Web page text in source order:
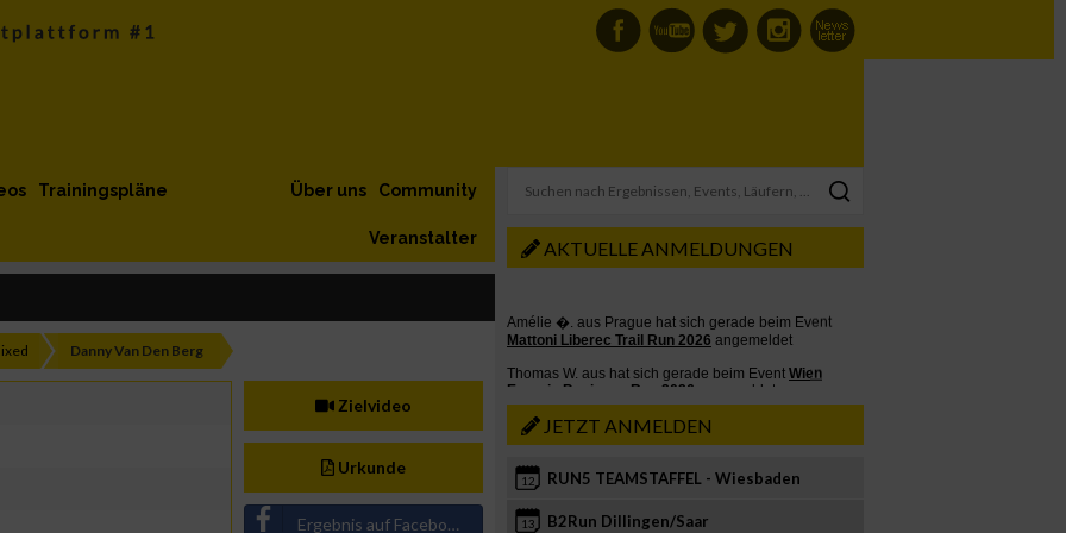
Trainingspläne Community
Über uns
Veranstalter
Danny Van Den Berg
Zielvideo
Urkunde
Ergebnis auf Facebook teilen
AKTUELLE ANMELDUNGEN
JETZT ANMELDEN
12 RUN5 TEAMSTAFFEL - Wiesbaden
13 B2Run Dillingen/Saar